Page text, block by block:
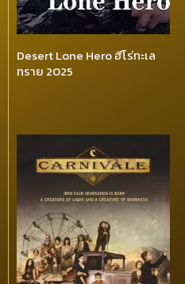
Desert Lone Hero ฮีโร่ทะเล
ทราย 2025